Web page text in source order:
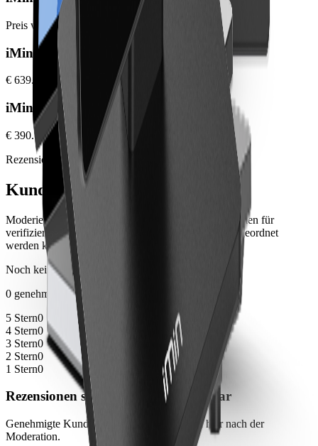
Preis wird beim Bestellabschluss angezeigt
iMin Swan 1 Pro 8GB
€ 639.00
iMin Swan 2 4GB
€ 390.00
Rezensionen
Kundennotizen
Moderiertes Produktfeedback von Kunden, mit Signalen für
verifizierte Käufe, wenn die Bestellhistorie sicher zugeordnet
werden kann.
Noch keine Bewertungen
0 genehmigte Rezensionen
5 Stern0
4 Stern0
3 Stern0
2 Stern0
1 Stern0
Rezensionen sind noch nicht verfügbar
Genehmigte Kundenrezensionen erscheinen hier nach der
Moderation.